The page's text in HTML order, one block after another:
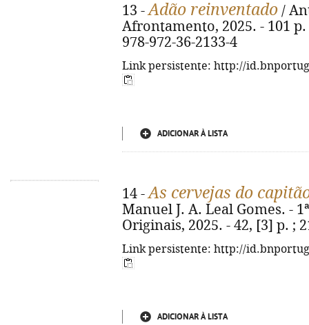
13 -Adão reinventado /
Afrontamento, 2025. - 101 p.
978-972-36-2133-4
Link persistente: http://
ADICIONAR À LISTA
14 -As cervejas do
Manuel J. A. Leal Gomes. -
Originais, 2025. - 42, [3] p. ;
Link persistente: http://
ADICIONAR À LISTA